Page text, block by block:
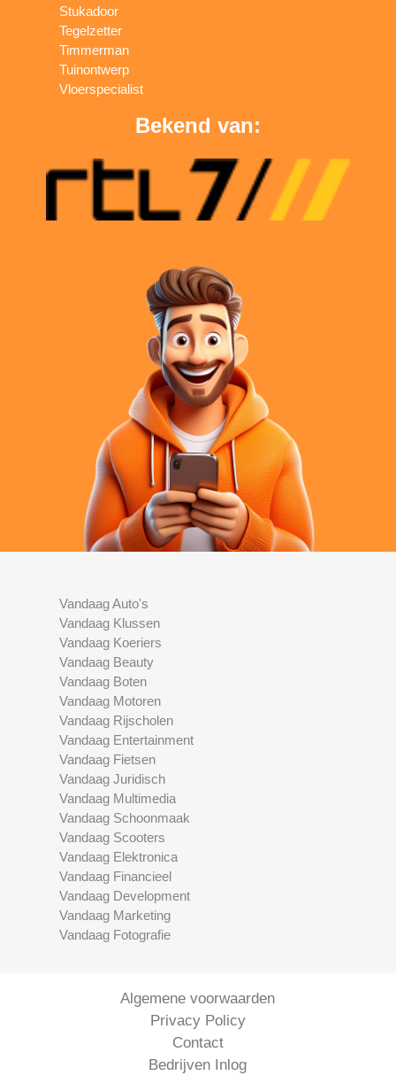
Stukadoor
Tegelzetter
Timmerman
Tuinontwerp
Vloerspecialist
Bekend van:
Vandaag Auto's
Vandaag Klussen
Vandaag Koeriers
Vandaag Beauty
Vandaag Boten
Vandaag Motoren
Vandaag Rijscholen
Vandaag Entertainment
Vandaag Fietsen
Vandaag Juridisch
Vandaag Multimedia
Vandaag Schoonmaak
Vandaag Scooters
Vandaag Elektronica
Vandaag Financieel
Vandaag Development
Vandaag Marketing
Vandaag Fotografie
Algemene voorwaarden
Privacy Policy
Contact
Bedrijven Inlog